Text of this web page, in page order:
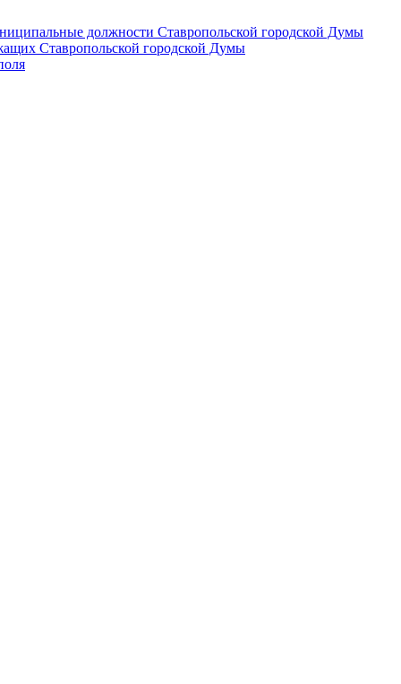
должности Ставропольской городской Думы
Ставропольской городской Думы